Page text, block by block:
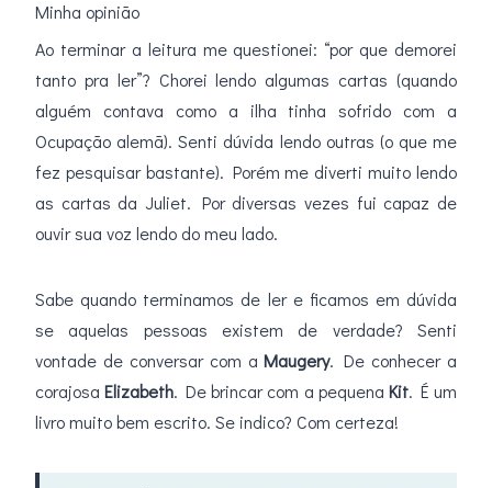
Minha opinião
Ao terminar a leitura me questionei: “por que demorei
tanto pra ler”? Chorei lendo algumas cartas (quando
alguém contava como a ilha tinha sofrido com a
Ocupação alemã). Senti dúvida lendo outras (o que me
fez pesquisar bastante). Porém me diverti muito lendo
as cartas da Juliet. Por diversas vezes fui capaz de
ouvir sua voz lendo do meu lado.
Sabe quando terminamos de ler e ficamos em dúvida
se aquelas pessoas existem de verdade? Senti
vontade de conversar com aMaugery. De conhecer a
corajosaElizabeth. De brincar com a pequena Kit. É um
livro muito bem escrito. Se indico? Com certeza!